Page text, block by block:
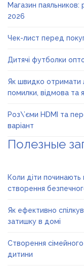
Магазин
2026
Чек-лист перед
Дитячі футболки
Як швидко отримати
помилки, відмова та
Роз\’єми HDMI та
варіант
Полезные
Коли діти
створення
Як ефективно
затишку в домі
Створення
дитини